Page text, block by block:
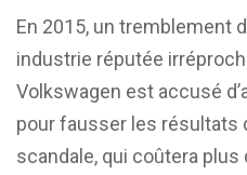
En 2015, un tremblement
industrie réputée
Volkswagen est accusé
pour fausser les résultats
scandale, qui coûtera plus